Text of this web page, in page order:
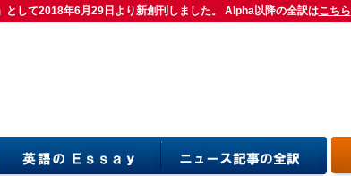
として2018年6月29日より新創刊しました。 Alpha以降の全訳はこちら
として2018年6月29日より新創刊しました。 Alpha以降の全訳はこちら